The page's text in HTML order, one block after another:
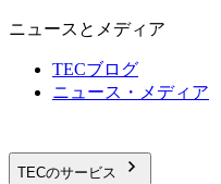
ニュースとメディア
TECブログ
ニュース・メディア
TECのサービス